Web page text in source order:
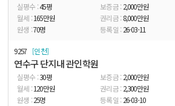
45평 2,000만원
165만원 8,000만원
70명 26-03-11
9257 인천
연수구 단지내 관인학원
30평 2,000만원
120만원 2,300만원
25명 26-03-10